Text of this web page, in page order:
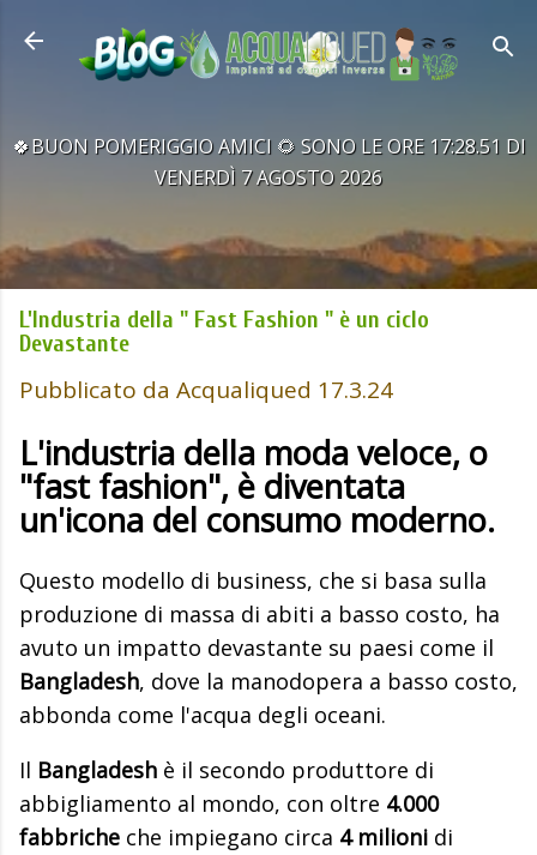
Passa ai contenuti principali
🍀BUON POMERIGGIO AMICI 🌻 SONO LE ORE 17:28.52 DI
VENERDÌ 7 AGOSTO 2026
L'Industria della " Fast Fashion " è un ciclo
Devastante
Pubblicato da Acqualiqued 17.3.24
L'industria della moda veloce, o
"fast fashion", è diventata
un'icona del consumo moderno.
Questo modello di business, che si basa sulla
produzione di massa di abiti a basso costo, ha
avuto un impatto devastante su paesi come il
Bangladesh, dove la manodopera a basso costo,
abbonda come l'acqua degli oceani.
Il Bangladesh è il secondo produttore di
abbigliamento al mondo, con oltre 4.000
fabbriche che impiegano circa 4 milioni di